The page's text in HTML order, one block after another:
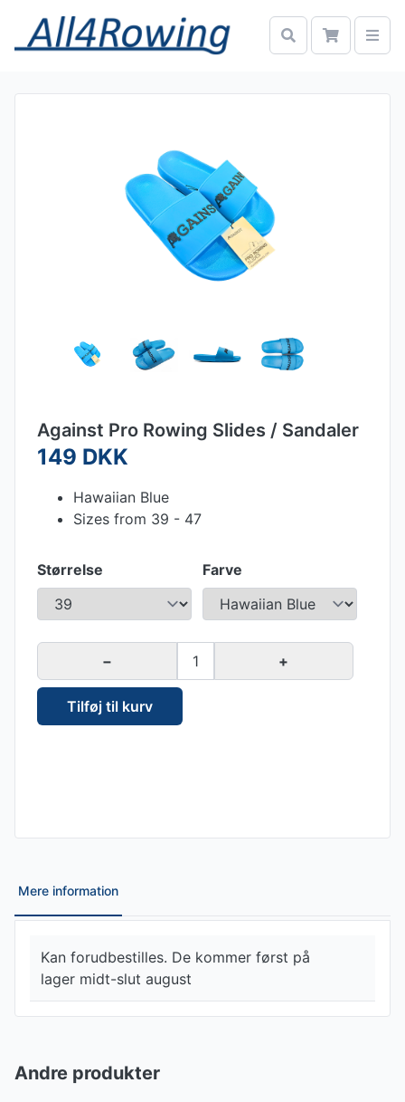
Against Pro Rowing Slides / Sandaler
149 DKK
Hawaiian Blue
Sizes from 39 - 47
Størrelse Farve
− 1 +
Tilføj til kurv
Mere information
Kan forudbestilles. De kommer først på
lager midt-slut august
Andre produkter